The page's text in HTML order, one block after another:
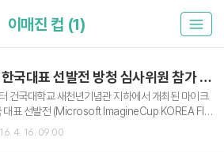
이매진 컵 (1)
Imagine Cup 2016 한국대표 선발전 방청 심사위원 참가 후기
건국대학교 새천년기념관 지하에서 개최된 마이크
대표 선발전 (Microsoft ImagineCup KOREA FIN
습니다. 저는 개인적으로 이매진컵 관련행사에 처
4. 16. 09:00